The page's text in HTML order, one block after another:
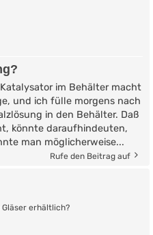
im Behälter macht
und ich fülle morgens nach
in den Behälter. Daß
könnte daraufhindeuten,
man möglicherweise...
Rufe den Beitrag auf
erhältlich?